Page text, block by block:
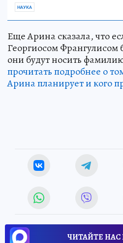
НАУКА
Еще Арина сказала, что
Георгиосом Франгулисом
они будут носить
прочитать подробнее о
Арина планирует и кого
ЧИТАЙТЕ НАС